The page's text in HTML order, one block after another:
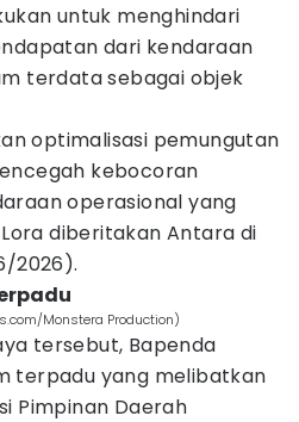
untuk menghindari
dari kendaraan
terdata sebagai objek
optimalisasi pemungutan
kebocoran
operasional yang
diberitakan Antara di
2026).
Monstera Production)
tersebut, Bapenda
terpadu yang melibatkan
Pimpinan Daerah